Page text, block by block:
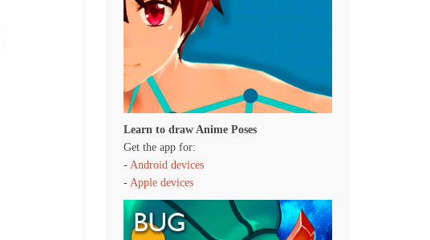
Learn to draw Anime Poses
Get the app for:
- Android devices
- Apple devices